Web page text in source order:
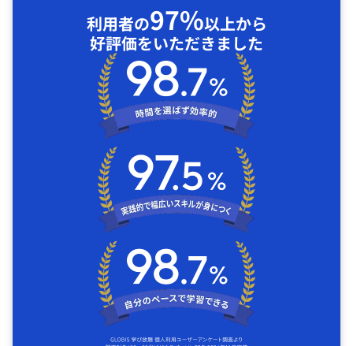
利用者の97%以上から
好評価をいただきました